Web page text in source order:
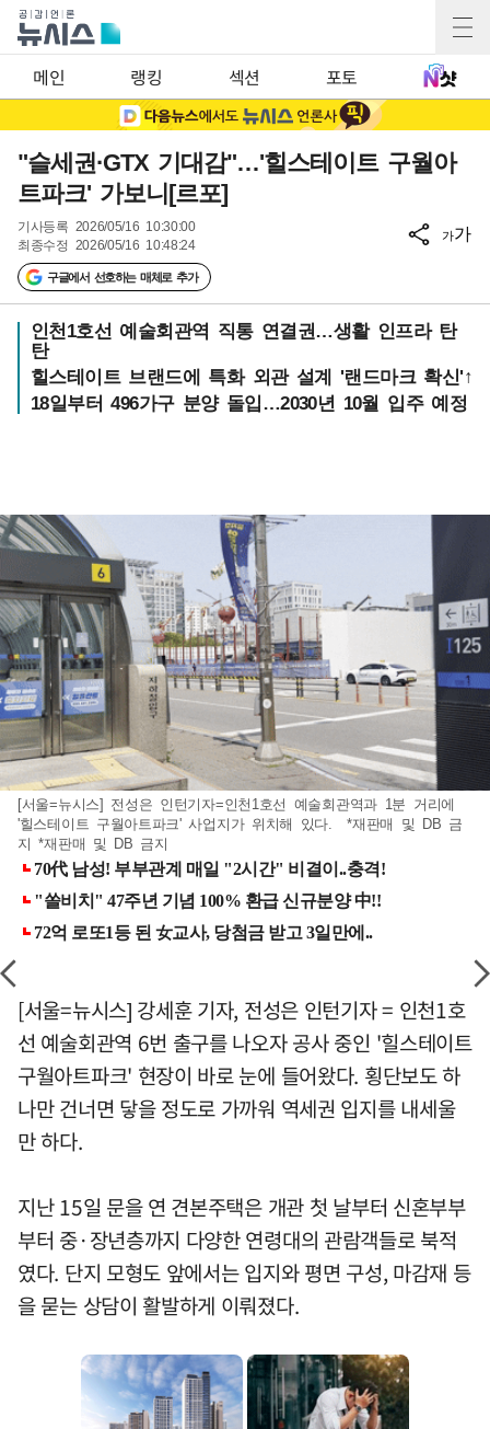
메인 랭킹 섹션 포토
"슬세권·GTX 기대감"…'힐스테이트 구월아
트파크' 가보니[르포]
기사등록 2026/05/16 10:30:00
최종수정 2026/05/16 10:48:24
구글에서 선호하는 매체로 추가
가가
인천1호선 예술회관역 직통 연결권…생활 인프라 탄
탄
힐스테이트 브랜드에 특화 외관 설계 '랜드마크 확신'↑
18일부터 496가구 분양 돌입…2030년 10월 입주 예정
[서울=뉴시스] 전성은 인턴기자=인천1호선 예술회관역과 1분 거리에
'힐스테이트 구월아트파크' 사업지가 위치해 있다. *재판매 및 DB 금
지 *재판매 및 DB 금지
[서울=뉴시스] 강세훈 기자, 전성은 인턴기자 = 인천1호
선 예술회관역 6번 출구를 나오자 공사 중인 '힐스테이트
구월아트파크' 현장이 바로 눈에 들어왔다. 횡단보도 하
나만 건너면 닿을 정도로 가까워 역세권 입지를 내세울
만 하다.
지난 15일 문을 연 견본주택은 개관 첫 날부터 신혼부부
부터 중·장년층까지 다양한 연령대의 관람객들로 북적
였다. 단지 모형도 앞에서는 입지와 평면 구성, 마감재 등
을 묻는 상담이 활발하게 이뤄졌다.